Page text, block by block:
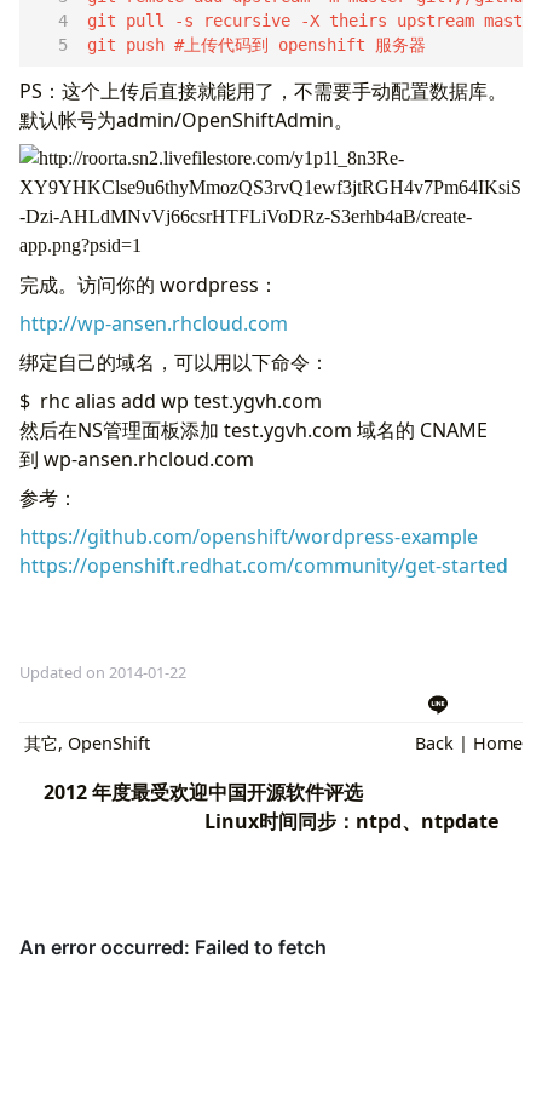
git push #上传代码到 openshift 服务器
PS：这个上传后直接就能用了，不需要手动配置数据库。
默认帐号为admin/OpenShiftAdmin。
完成。访问你的 wordpress：
http://wp-ansen.rhcloud.com
绑定自己的域名，可以用以下命令：
$ rhc alias add wp test.ygvh.com
然后在NS管理面板添加 test.ygvh.com 域名的 CNAME
到 wp-ansen.rhcloud.com
参考：
https://github.com/openshift/wordpress-example
https://openshift.redhat.com/community/get-started
Updated on 2014-01-22
其它, OpenShift Back | Home
2012 年度最受欢迎中国开源软件评选
Linux时间同步：ntpd、ntpdate